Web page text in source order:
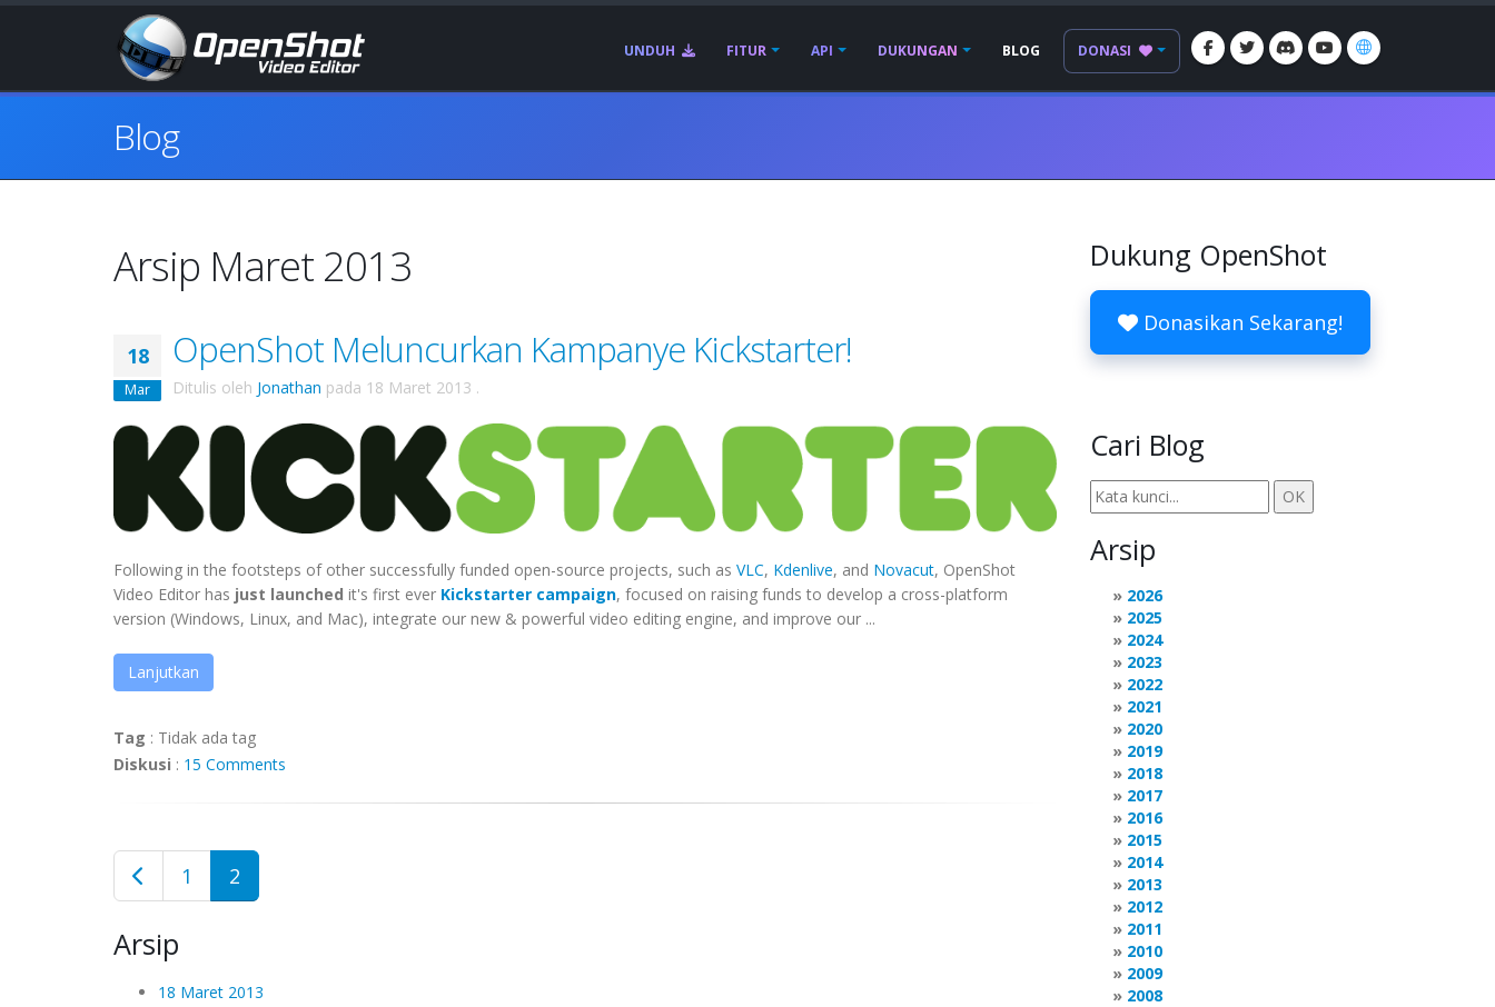
UNDUH FITUR API DUKUNGAN BLOG DONASI
Blog
Arsip Maret 2013
18
Mar
OpenShot Meluncurkan Kampanye Kickstarter!
Ditulis oleh Jonathan pada 18 Maret 2013 .
Following in the footsteps of other successfully funded open-source projects, such as VLC, Kdenlive, and Novacut, OpenShot
Video Editor has just launched it's first ever Kickstarter campaign, focused on raising funds to develop a cross-platform
version (Windows, Linux, and Mac), integrate our new & powerful video editing engine, and improve our ...
Lanjutkan
Tag : Tidak ada tag
Diskusi : 15 Comments
1 2
Arsip
18 Maret 2013
Dukung OpenShot
Donasikan Sekarang!
Cari Blog
Arsip
2026
2025
2024
2023
2022
2021
2020
2019
2018
2017
2016
2015
2014
2013
2012
2011
2010
2009
2008